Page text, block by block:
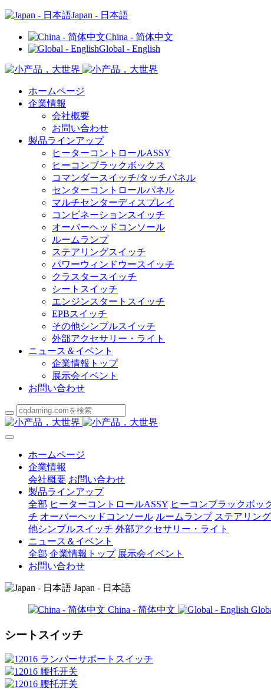
Japan - 日本語
China - 简体中文
Global - English
ホームページ
企業情報
会社概要
お問い合わせ
製品ラインアップ
ヒーターコントロールASSY
ヒーコンブラックボックス
コマンダースイッチ/タッチパネル
センターコントロールパネル
マルチセンターディスプレイ
コンビネーションスイッチ
オーバーヘッドコンソール
ルームランプ
ステアリングスイッチ
パワーウィンドウースイッチ
クラスタースイッチ
シートスイッチ
エンジンスタートスイッチ
EPBスイッチ
その他シンプルスイッチ
外部アクセサリー・ライト
ニュース＆イベント
企業情報トップ
展示会イベント
お問い合わせ
ホームページ
企業情報
会社概要 お問い合わせ
製品ラインアップ
全部 ヒーターコントロールASSY ヒーコンブラックボッ
チ オーバーヘッドコンソール ルームランプ ステアリン
他シンプルスイッチ 外部アクセサリー・ライト
ニュース＆イベント
全部 企業情報トップ 展示会イベント
お問い合わせ
Japan - 日本語
China - 简体中文
シートスイッチ